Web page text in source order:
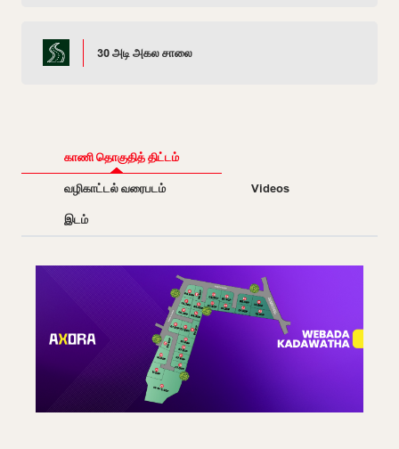
30 அடி அகல சாலை
காணி தொகுதித் திட்டம்
வழிகாட்டல் வரைபடம்
Videos
இடம்